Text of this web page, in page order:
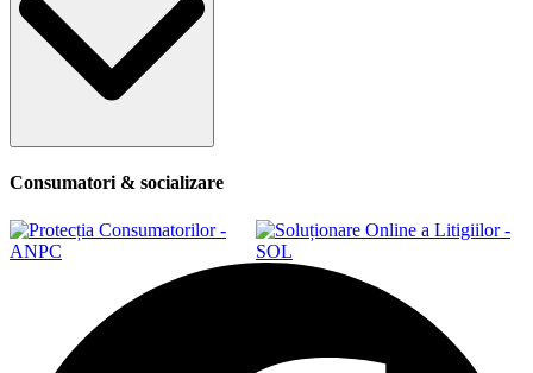
Consumatori & socializare